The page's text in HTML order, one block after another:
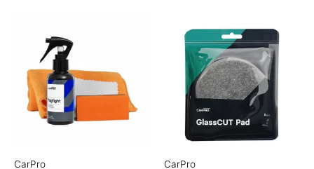
CarPro CarPro